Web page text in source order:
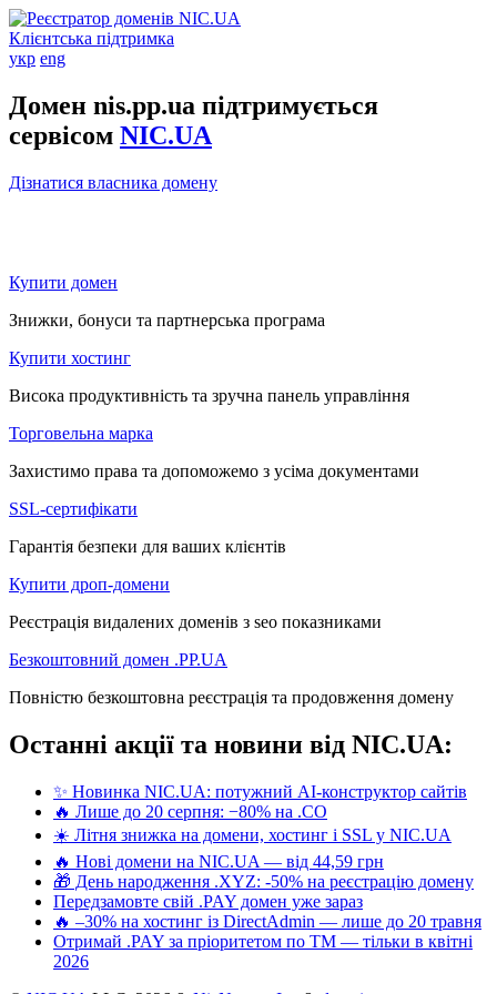
Клієнтська підтримка
укр eng
Домен nis.pp.ua підтримується
сервісом NIC.UA
Дізнатися власника домену
Купити домен
Знижки, бонуси та партнерська програма
Купити хостинг
Висока продуктивність та зручна панель управління
Торговельна марка
Захистимо права та допоможемо з усіма документами
SSL-сертифікати
Гарантія безпеки для ваших клієнтів
Купити дроп-домени
Реєстрація видалених доменів з seo показниками
Безкоштовний домен .PP.UA
Повністю безкоштовна реєстрація та продовження домену
Останні акції та новини від NIC.UA:
✨ Новинка NIC.UA: потужний AI-конструктор сайтів
🔥 Лише до 20 серпня: −80% на .CO
☀️ Літня знижка на домени, хостинг і SSL у NIC.UA
🔥 Нові домени на NIC.UA — від 44,59 грн
🎁 День народження .XYZ: -50% на реєстрацію домену
Передзамовте свій .PAY домен уже зараз
🔥 –30% на хостинг із DirectAdmin — лише до 20 травня
Отримай .PAY за пріоритетом по ТМ — тільки в квітні
2026